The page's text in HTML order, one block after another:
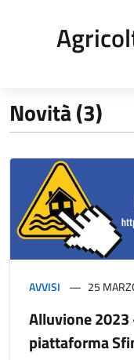
Novità (3)
AVVISI 25
Alluvione
piattaforma